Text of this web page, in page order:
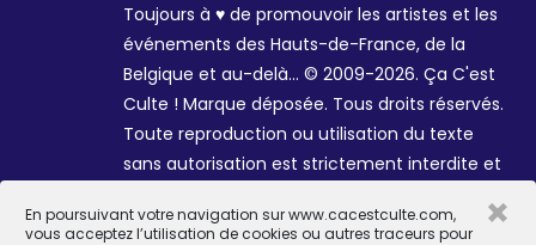
En poursuivant votre navigation sur www.cacestculte.com,
vous acceptez l’utilisation de cookies ou autres traceurs pour
×
Toujours à ♥ de promouvoir les artistes et les
événements des Hauts-de-France, de la
Belgique et au-delà... © 2009-2026. Ça C'est
Culte ! Marque déposée. Tous droits réservés.
Toute reproduction ou utilisation du texte
sans autorisation est strictement interdite et
Sophie R. et Céline Galant.